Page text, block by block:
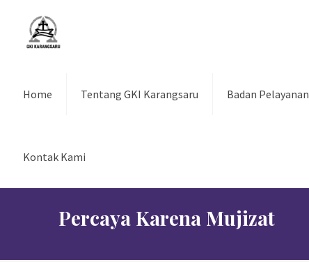
Home Tentang GKI Karangsaru Badan Pelayanan
Kontak Kami
Percaya Karena Mujizat